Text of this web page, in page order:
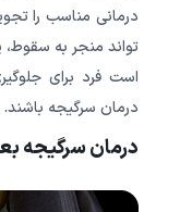
درمانی مناسب را
تواند منجر به
است فرد برای
درمان سرگیجه باشند.
درمان سرگیجه